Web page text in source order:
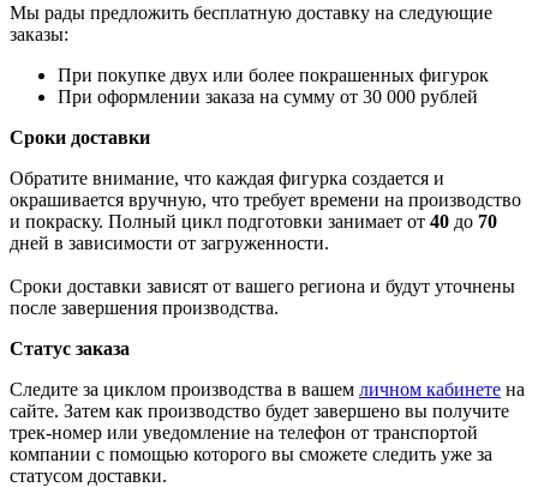
Мы рады предложить бесплатную доставку на следующие
заказы:
При покупке двух или более покрашенных фигурок
При оформлении заказа на сумму от 30 000 рублей
Сроки доставки
Обратите внимание, что каждая фигурка создается и
окрашивается вручную, что требует времени на производство
и покраску. Полный цикл подготовки занимает от 40 до 70
дней в зависимости от загруженности.
Сроки доставки зависят от вашего региона и будут уточнены
после завершения производства.
Статус заказа
Следите за циклом производства в вашем личном кабинете на
сайте. Затем как производство будет завершено вы получите
трек-номер или уведомление на телефон от транспортой
компании с помощью которого вы сможете следить уже за
статусом доставки.